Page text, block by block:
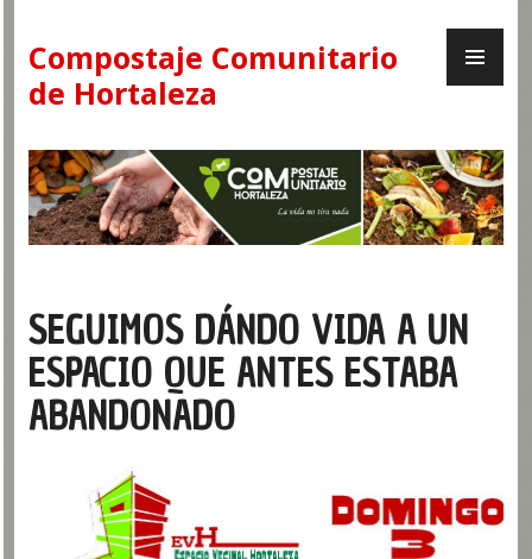
to
content
Compostaje Comunitario
de Hortaleza
SEGUIMOS DÁNDO VIDA A UN
ESPACIO QUE ANTES ESTABA
ABANDONADO